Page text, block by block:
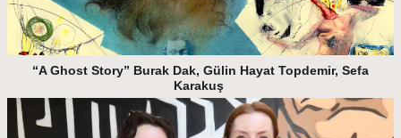
“A Ghost Story” Burak Dak, Gülin Hayat Topdemir, Sefa
Karakuş